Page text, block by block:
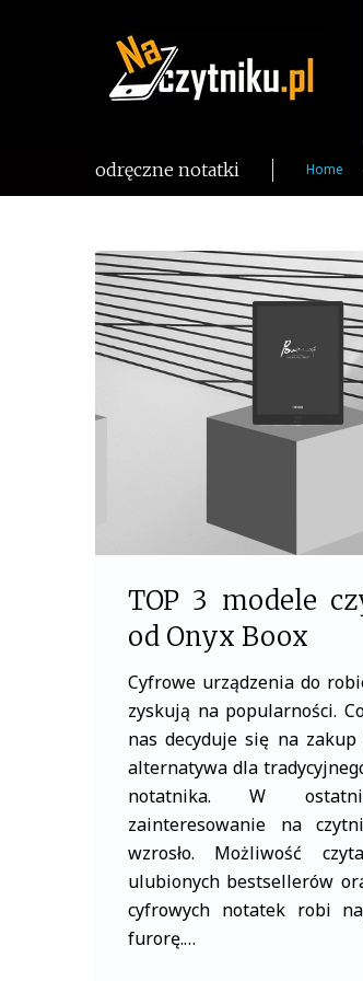
odręczne notatki Home
Tag:
odręczne
notatki
TOP 3 modele
od Onyx Boox
Cyfrowe urządzenia do
zyskują na popularności.
nas decyduje się na
alternatywa dla
notatnika. W
zainteresowanie na
wzrosło. Możliwość
ulubionych bestsellerów
cyfrowych notatek robi
furorę.…